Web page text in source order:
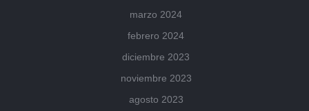
marzo 2024
febrero 2024
diciembre 2023
noviembre 2023
agosto 2023